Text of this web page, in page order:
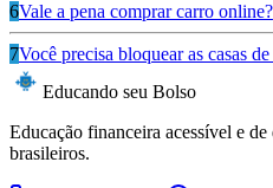
6Vale a pena comprar carro online?
7Você precisa bloquear as casas de
Educando seu Bolso
Educação financeira acessível e
brasileiros.